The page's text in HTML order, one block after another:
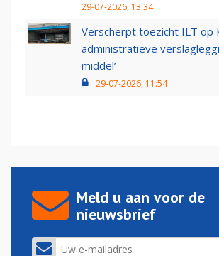
29-07-2026, 13:34
Verscherpt toezicht ILT op
administratieve
middel’
29-07-2026, 11:54
Meld u aan voor de
nieuwsbrief